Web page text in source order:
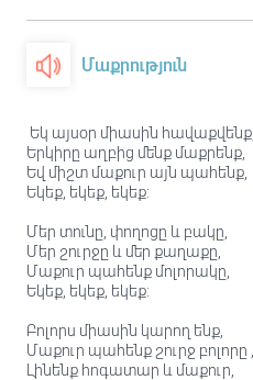
Մաքրություն
Եկ այսօր միասին հավաքվենք,
Երկիրը աղբից մենք մաքրենք,
Եվ միշտ մաքուր այն պահենք,
Եկեք, եկեք, եկեք:
Մեր տունը, փողոցը և բակը,
Մեր շուրջը և մեր քաղաքը,
Մաքուր պահենք մոլորակը,
Եկեք, եկեք, եկեք:
Բոլորս միասին կարող ենք,
Մաքուր պահենք շուրջ բոլորը ,
Լինենք հոգատար և մաքուր,